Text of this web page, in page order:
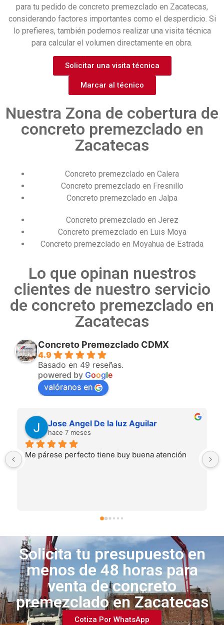
para tu pedido de concreto premezclado en Zacatecas,
considerando factores importantes como el desperdicio. Si
lo prefieres, también podemos realizar una visita técnica
para calcular el volumen directamente en obra.
Solicitar una visita técnica
Marcar al técnico
Nuestra Zona de cobertura de
concreto premezclado en
Zacatecas
Concreto premezclado en Calera
Concreto premezclado en Fresnillo
Concreto premezclado en Jalpa
Concreto premezclado en Jerez
Concreto premezclado en Luis Moya
Concreto premezclado en Moyahua de Estrada
Lo que opinan nuestros
clientes de nuestro servicio
de concreto premezclado en
Zacatecas
Concreto Premezclado CDMX
4.9
Basado en 49 reseñas.
powered by Google
valóranos en
S
hace 10 meses
Excelente trato muy amable muy responsables el
Solicita tu presupuesto en
menos de 48 horas para
venta de concreto
premezclado en Zacatecas
Cotiza Por WhatsApp